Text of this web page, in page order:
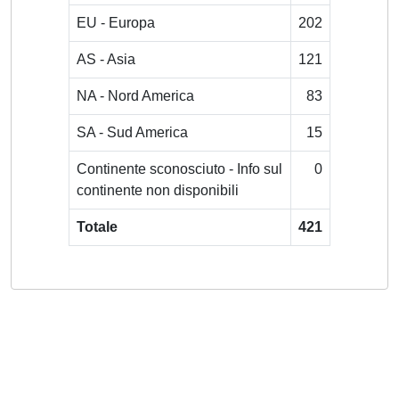
EU - Europa 202
AS - Asia 121
NA - Nord America 83
SA - Sud America 15
Continente sconosciuto - Info sul
continente non disponibili
0
Totale 421